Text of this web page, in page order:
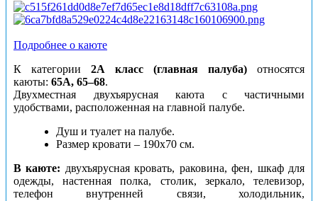
Подробнее о каюте
К категории 2А класс (главная палуба) относятся
каюты: 65А, 65–68.
Двухместная двухъярусная каюта с частичными
удобствами, расположенная на главной палубе.
Душ и туалет на палубе.
Размер кровати – 190х70 см.
В каюте: двухъярусная кровать, раковина, фен, шкаф для
одежды, настенная полка, столик, зеркало, телевизор,
телефон внутренней связи, холодильник,